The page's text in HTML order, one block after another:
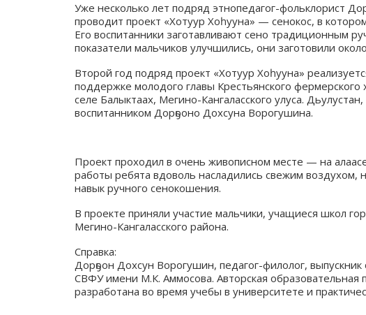
Уже несколько лет подряд этнопедагог-фольклорист
проводит проект «Хотуур Хоһууна» — сенокос, в
Его воспитанники заготавливают сено традиционным
показатели мальчиков улучшились, они заготовили
Второй год подряд проект «Хотуур Хоһууна»
поддержке молодого главы Крестьянского фермерского
селе Балыктаах, Мегино-Кангаласского улуса.
воспитанником Дорҕооно Дохсуна Ворогушина.
Проект проходил в очень живописном месте — на
работы ребята вдоволь насладились свежим воздухом,
навык ручного сенокошения.
В проекте приняли участие мальчики, учащиеся школ
Мегино-Кангаласского района.
Справка:
Дорҕоон Дохсун Ворогушин, педагог-филолог,
СВФУ имени М.К. Аммосова. Авторская образовательная
разработана во время учебы в университете и